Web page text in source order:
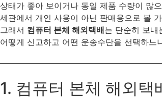
상태가 좋아 보이거나 동일 제품 수량이 많
세관에서 개인 사용이 아닌 판매용으로 볼
그래서 컴퓨터 본체 해외택배는 단순히 보내
어떻게 신고하고 어떤 운송수단을 선택하느
1. 컴퓨터 본체 해외